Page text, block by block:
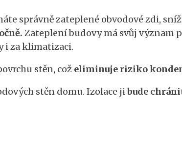
správně zateplené obvodové zdi,
Zateplení budovy má svůj význam
i za klimatizaci.
stěn, což eliminuje riziko
stěn domu. Izolace jibude